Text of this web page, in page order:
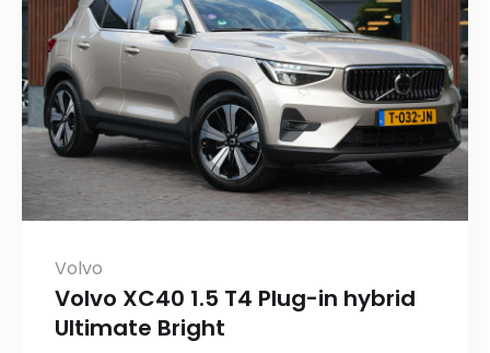
Volvo
Volvo XC40 1.5 T4 Plug-in hybrid
Ultimate Bright